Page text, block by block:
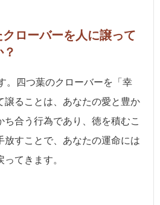
ローバーを人に譲って
。四つ葉のクローバーを「幸
譲ることは、あなたの愛と豊か
ち合う行為であり、徳を積むこ
放すことで、あなたの運命には
てきます。